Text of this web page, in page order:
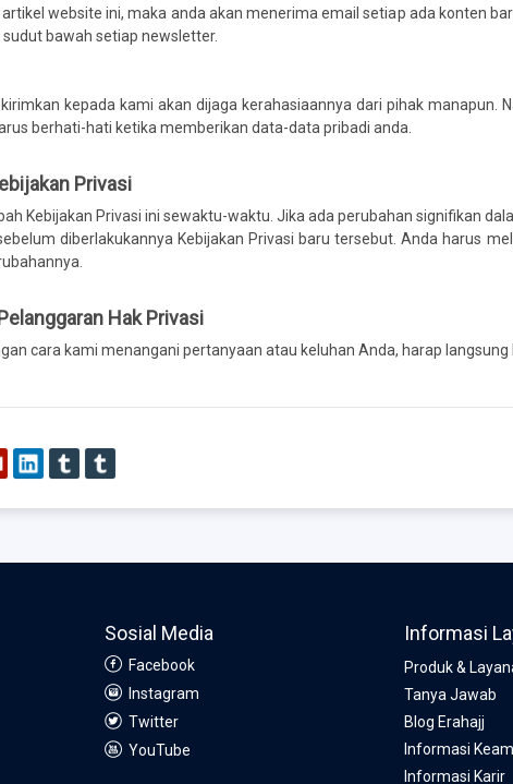
website ini, maka anda akan menerima email setiap ada konten
sudut bawah setiap newsletter.
kepada kami akan dijaga kerahasiaannya dari pihak
berhati-hati ketika memberikan data-data pribadi anda.
Privasi
Kebijakan Privasi ini sewaktu-waktu. Jika ada perubahan signifikan
diberlakukannya Kebijakan Privasi baru tersebut. Anda harus
Hak Privasi
cara kami menangani pertanyaan atau keluhan Anda, harap
Sosial Media
Facebook
Instagram
Twitter
YouTube
Informasi
Produk &
Tanya Jawab
Blog Erahajj
Informasi
Informasi Karir